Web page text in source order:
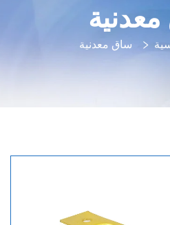
ساق معدنية